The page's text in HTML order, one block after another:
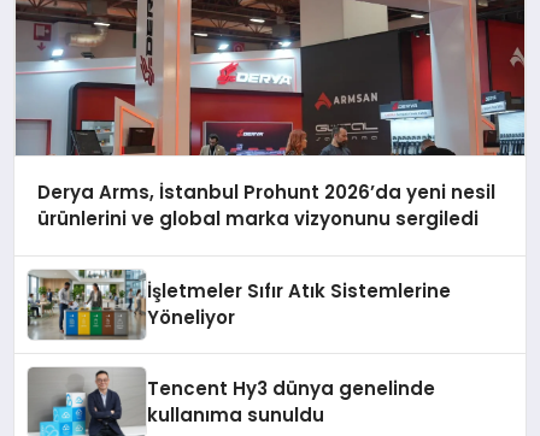
Derya Arms, İstanbul Prohunt 2026’da yeni nesil
ürünlerini ve global marka vizyonunu sergiledi
İşletmeler Sıfır Atık Sistemlerine
Yöneliyor
Tencent Hy3 dünya genelinde
kullanıma sunuldu